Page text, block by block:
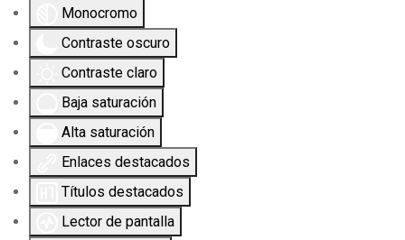
Monocromo
Contraste oscuro
Contraste claro
Baja saturación
Alta saturación
Enlaces destacados
Títulos destacados
Lector de pantalla